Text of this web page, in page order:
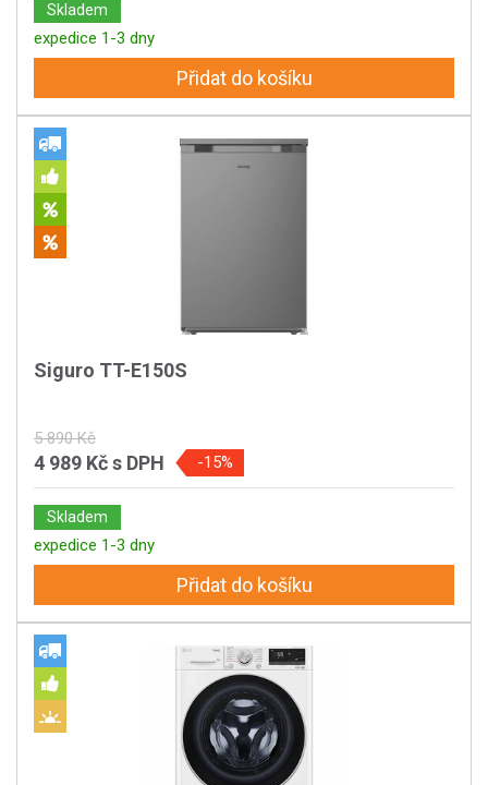
Skladem
expedice 1-3 dny
Přidat do košíku
Siguro TT-E150S
5 890 Kč
4 989 Kčs DPH -15%
Skladem
expedice 1-3 dny
Přidat do košíku